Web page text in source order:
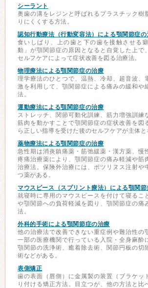
シーラント
奥歯の溝をレジンと呼ばれるプラスチック樹
りにくくする方法。
認知行動療法（行動変容法）による顎関節症の
食いしばり、上の歯と下の歯を接触させる
動」が顎関節症の原因となると自覚した上で
セルフケアによって症状改善を図る治療法。
物理療法による顎関節症の治療
理学療法のひとつで、温熱、冷却、超音波、
激を利用して、顎関節症による痛みの緩和や
法。
運動療法による顎関節症の治療
ストレッチ、関節可動化訓練、筋力増強訓練
筋肉を動かすことで顎関節症の症状改善を図
ら正しい指導を受けた後のセルフケアが主体と
薬物療法による顎関節症の治療
急性期は消炎鎮痛薬・筋弛緩薬・漢方薬、慢
疼痛治療薬により、顎関節症の痛み軽減や筋
治療法。保険外治療には、ボツリヌス注射や
つ薬がある。
マウスピース（スプリント療法）による顎関節
就寝時に専用のマウスピースを付けて寝るこ
や顎関節への負荷軽減を図り、顎関節症の痛
法。
外科的手術による顎関節症の治療
他の治療法で改善できない重症例や難治性の
一部の医療機関で行っている入院・全身麻酔
顎関節の洗浄術、癒着除去術、関節円板の切
術などがある。
表側矯正
歯の表面（唇側）に金属製の装置（ブラケッ
り付ける矯正方法。目立つが、他の方法と比